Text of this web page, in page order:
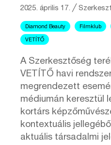
2025. április 17. ╱
Diamond Beauty Filmklub
VETÍTŐ
A Szerkesztőség
VETÍTŐ havi
megrendezett
médiumán keresztül
kortárs
kontextuális
aktuális társadalmi